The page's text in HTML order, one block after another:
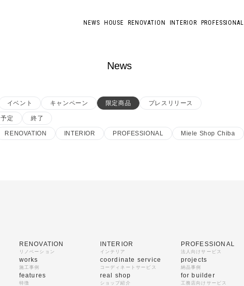
NEWS HOUSE RENOVATION INTERIOR PROFESSIONAL
News
イベント キャンペーン 限定商品 プレスリリース
予定 終了
RENOVATION INTERIOR PROFESSIONAL Miele Shop Chiba
RENOVATION
リノベーション
works
施工事例
features
特徴
INTERIOR
インテリア
coordinate service
コーディネートサービス
real shop
ショップ紹介
PROFESSIONAL
法人向けサービス
projects
納品事例
for builder
工務店向けサービス